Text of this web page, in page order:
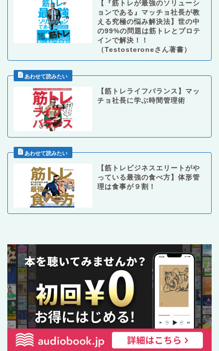
【『筋トレが最強のソリューシ
ョンである』マッチョ社長が教
える究極の悩み解決法】世の中
の99%の問題は筋トレとプロテ
インで解決！！
（Testosteroneさん著書）
【筋トレライフバランス】マッ
チョ社長に学ぶ時間管理術
【筋トレビジネスエリートがや
っている最強の食べ方】体形管
理は食事が９割！